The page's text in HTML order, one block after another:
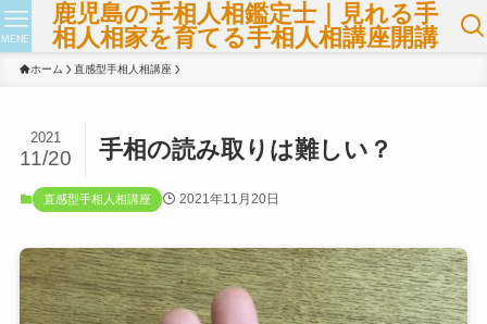
鹿児島の手相人相鑑定士｜見れる手
相人相家を育てる手相人相講座開講
MENE
ホーム 直感型手相人相講座
手相の読み取りは難しい？
2021
11/20
直感型手相人相講座 2021年11月20日